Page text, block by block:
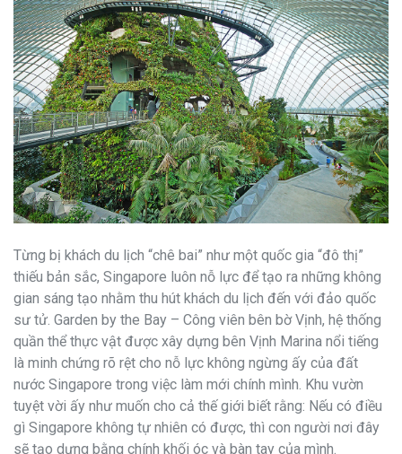
Từng bị khách du lịch “chê bai” như một quốc gia “đô thị”
thiếu bản sắc, Singapore luôn nỗ lực để tạo ra những không
gian sáng tạo nhằm thu hút khách du lịch đến với đảo quốc
sư tử. Garden by the Bay – Công viên bên bờ Vịnh, hệ thống
quần thể thực vật được xây dựng bên Vịnh Marina nổi tiếng
là minh chứng rõ rệt cho nỗ lực không ngừng ấy của đất
nước Singapore trong việc làm mới chính mình. Khu vườn
tuyệt vời ấy như muốn cho cả thế giới biết rằng: Nếu có điều
gì Singapore không tự nhiên có được, thì con người nơi đây
sẽ tạo dựng bằng chính khối óc và bàn tay của mình.